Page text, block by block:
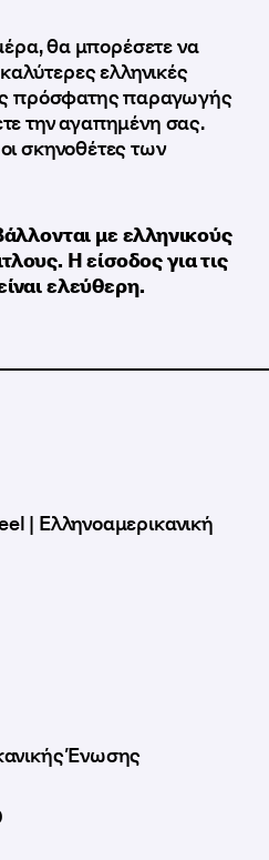
| Ελληνοαμερικανική
Ένωσης
θα μπορέσετε να
ελληνικές
πρόσφατης παραγωγής
την αγαπημένη σας.
σκηνοθέτες των
με ελληνικούς
Η είσοδος για τις
ελεύθερη.